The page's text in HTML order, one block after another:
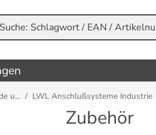
u... LWL Anschlußsysteme Industrie
Zubehör